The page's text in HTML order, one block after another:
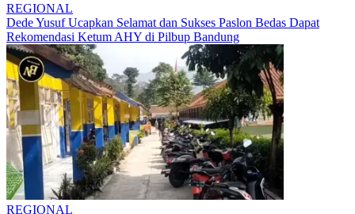
REGIONAL
Dede Yusuf Ucapkan Selamat dan Sukses Paslon Bedas Dapat
Rekomendasi Ketum AHY di Pilbup Bandung
REGIONAL